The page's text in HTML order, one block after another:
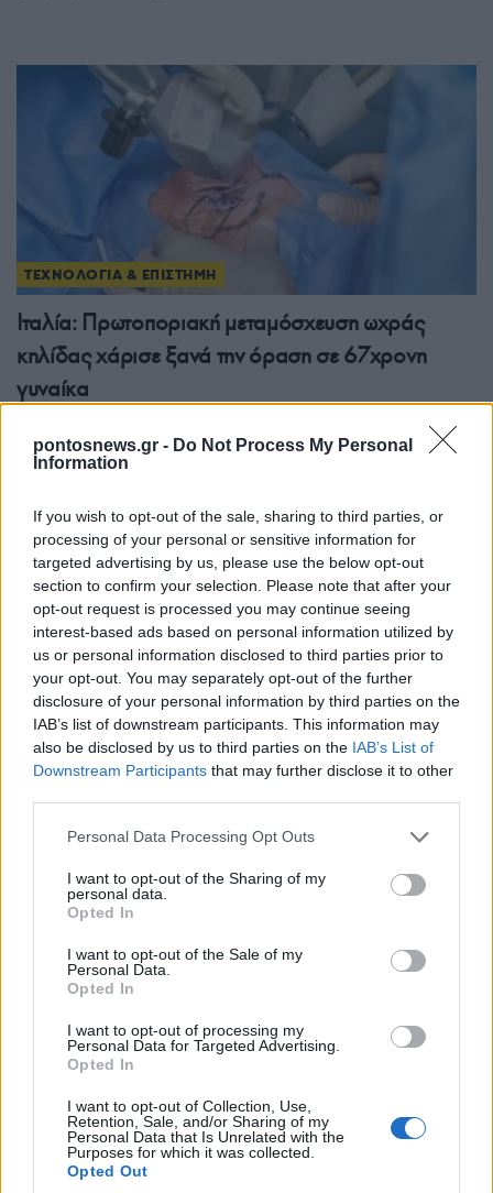
pontosnews.gr - Do Not Process My Personal
Information
If you wish to opt-out of the sale, sharing to third parties, or
processing of your personal or sensitive information for
targeted advertising by us, please use the below opt-out
section to confirm your selection. Please note that after your
opt-out request is processed you may continue seeing
interest-based ads based on personal information utilized by
us or personal information disclosed to third parties prior to
your opt-out. You may separately opt-out of the further
disclosure of your personal information by third parties on the
IAB’s list of downstream participants. This information may
also be disclosed by us to third parties on the IAB’s List of
Downstream Participants that may further disclose it to other
Please note that this website/app uses one or more Google
not limited to your visit or usage behaviour. You may click to
grant or deny consent to Google and its third-party tags to
use your data for below specified purposes in below Google
consent section.
Personal Data Processing Opt Outs
I want to opt-out of the Sharing of my
personal data.
Opted In
I want to opt-out of the Sale of my
Personal Data.
Opted In
I want to opt-out of processing my
Personal Data for Targeted Advertising.
Opted In
I want to opt-out of Collection, Use,
Retention, Sale, and/or Sharing of my
Personal Data that Is Unrelated with the
Purposes for which it was collected.
Opted Out
ΤΕΧΝΟΛΟΓΙΑ & ΕΠΙΣΤΗΜΗ
Ιταλία: Πρωτοποριακή μεταμόσχευση ωχράς
κηλίδας χάρισε ξανά την όραση σε 67χρονη
γυναίκα
ΤΕΧΝΟΛΟΓΙΑ & ΕΠΙΣΤΗΜΗ
Κατερίνα Χαρβάτη: Σπουδαία διάκριση για την
Ελληνίδα παλαιοανθρωπολόγο – Θα τιμηθεί με
27/07/2026 - 6:31μμ
ΤΕΧΝΟΛΟΓΙΑ & ΕΠΙΣΤΗΜΗ